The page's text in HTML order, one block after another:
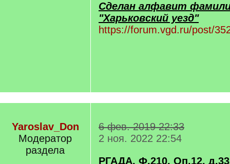
Сделан алфавит
"Харьковский уезд"
https://forum.vgd.ru/post/
Yaroslav_Don
Модератор
раздела
6 фев. 2019 22:33
2 ноя. 2022 22:54
РГАДА, Ф.210, Оп.12,